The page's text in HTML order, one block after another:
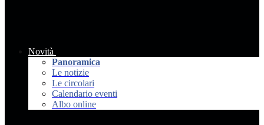
Novità
Panoramica
Le notizie
Le circolari
Calendario eventi
Albo online